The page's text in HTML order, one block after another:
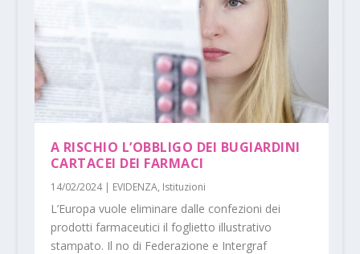
A RISCHIO L’OBBLIGO DEI BUGIARDINI
CARTACEI DEI FARMACI
14/02/2024| EVIDENZA, Istituzioni
L’Europa vuole eliminare dalle confezioni dei
prodotti farmaceutici il foglietto illustrativo
stampato. Il no di Federazione e Intergraf